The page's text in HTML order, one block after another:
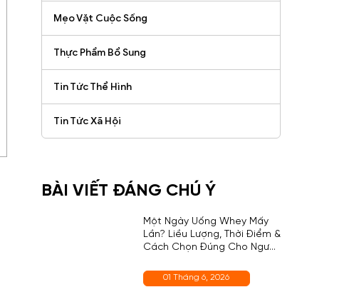
Mẹo Vặt Cuộc Sống
Thực Phẩm Bổ Sung
Tin Tức Thể Hình
Tin Tức Xã Hội
BÀI VIẾT ĐÁNG CHÚ Ý
Một Ngày Uống Whey Mấy
Lần? Liều Lượng, Thời Điểm &
Cách Chọn Đúng Cho Người
01 Tháng 6, 2026